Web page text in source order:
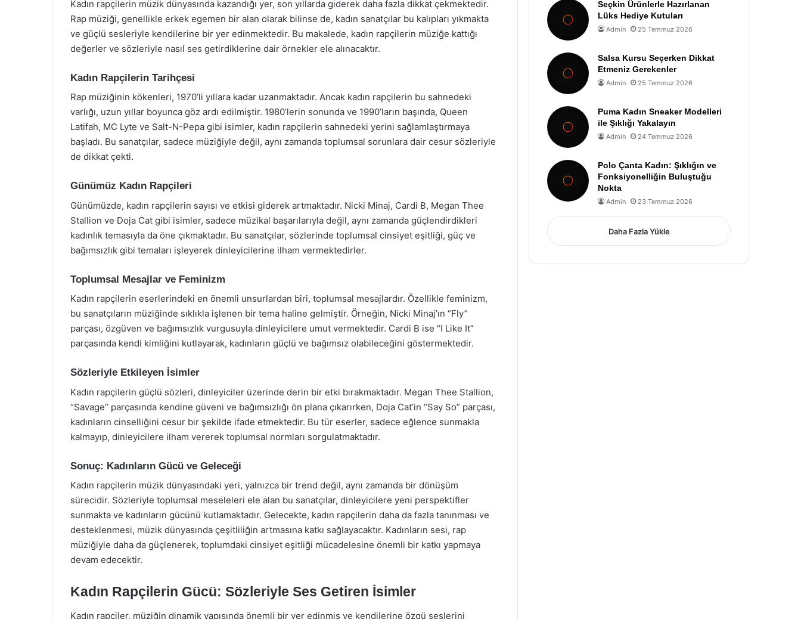
Kadın rapçilerin müzik dünyasında kazandığı yer, son yıllarda giderek daha fazla dikkat çekmektedir.
Rap müziği, genellikle erkek egemen bir alan olarak bilinse de, kadın sanatçılar bu kalıpları yıkmakta
ve güçlü sesleriyle kendilerine bir yer edinmektedir. Bu makalede, kadın rapçilerin müziğe kattığı
değerler ve sözleriyle nasıl ses getirdiklerine dair örnekler ele alınacaktır.
Kadın Rapçilerin Tarihçesi
Rap müziğinin kökenleri, 1970’li yıllara kadar uzanmaktadır. Ancak kadın rapçilerin bu sahnedeki
varlığı, uzun yıllar boyunca göz ardı edilmiştir. 1980’lerin sonunda ve 1990’ların başında, Queen
Latifah, MC Lyte ve Salt-N-Pepa gibi isimler, kadın rapçilerin sahnedeki yerini sağlamlaştırmaya
başladı. Bu sanatçılar, sadece müziğiyle değil, aynı zamanda toplumsal sorunlara dair cesur sözleriyle
de dikkat çekti.
Günümüz Kadın Rapçileri
Günümüzde, kadın rapçilerin sayısı ve etkisi giderek artmaktadır. Nicki Minaj, Cardi B, Megan Thee
Stallion ve Doja Cat gibi isimler, sadece müzikal başarılarıyla değil, aynı zamanda güçlendirdikleri
kadınlık temasıyla da öne çıkmaktadır. Bu sanatçılar, sözlerinde toplumsal cinsiyet eşitliği, güç ve
bağımsızlık gibi temaları işleyerek dinleyicilerine ilham vermektedirler.
Toplumsal Mesajlar ve Feminizm
Kadın rapçilerin eserlerindeki en önemli unsurlardan biri, toplumsal mesajlardır. Özellikle feminizm,
bu sanatçıların müziğinde sıklıkla işlenen bir tema haline gelmiştir. Örneğin, Nicki Minaj’ın “Fly”
parçası, özgüven ve bağımsızlık vurgusuyla dinleyicilere umut vermektedir. Cardi B ise “I Like It”
parçasında kendi kimliğini kutlayarak, kadınların güçlü ve bağımsız olabileceğini göstermektedir.
Sözleriyle Etkileyen İsimler
Kadın rapçilerin güçlü sözleri, dinleyiciler üzerinde derin bir etki bırakmaktadır. Megan Thee Stallion,
“Savage” parçasında kendine güveni ve bağımsızlığı ön plana çıkarırken, Doja Cat’in “Say So” parçası,
kadınların cinselliğini cesur bir şekilde ifade etmektedir. Bu tür eserler, sadece eğlence sunmakla
kalmayıp, dinleyicilere ilham vererek toplumsal normları sorgulatmaktadır.
Sonuç: Kadınların Gücü ve Geleceği
Kadın rapçilerin müzik dünyasındaki yeri, yalnızca bir trend değil, aynı zamanda bir dönüşüm
sürecidir. Sözleriyle toplumsal meseleleri ele alan bu sanatçılar, dinleyicilere yeni perspektifler
sunmakta ve kadınların gücünü kutlamaktadır. Gelecekte, kadın rapçilerin daha da fazla tanınması ve
desteklenmesi, müzik dünyasında çeşitliliğin artmasına katkı sağlayacaktır. Kadınların sesi, rap
müziğiyle daha da güçlenerek, toplumdaki cinsiyet eşitliği mücadelesine önemli bir katkı yapmaya
devam edecektir.
Kadın Rapçilerin Gücü: Sözleriyle Ses Getiren İsimler
Kadın rapçiler, müziğin dinamik yapısında önemli bir yer edinmiş ve kendilerine özgü seslerini
Seçkin Ürünlerle Hazırlanan
Lüks Hediye Kutuları
Admin 25 Temmuz 2026
Salsa Kursu Seçerken Dikkat
Etmeniz Gerekenler
Admin 25 Temmuz 2026
Puma Kadın Sneaker Modelleri
ile Şıklığı Yakalayın
Admin 24 Temmuz 2026
Polo Çanta Kadın: Şıklığın ve
Fonksiyonelliğin Buluştuğu
Nokta
Admin 23 Temmuz 2026
Daha Fazla Yükle